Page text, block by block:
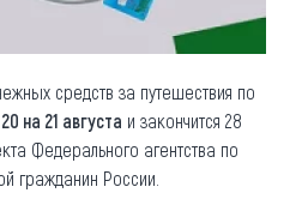
средств за путешествия по
на 21 августа и закончится 28
Федерального агентства по
гражданин России.